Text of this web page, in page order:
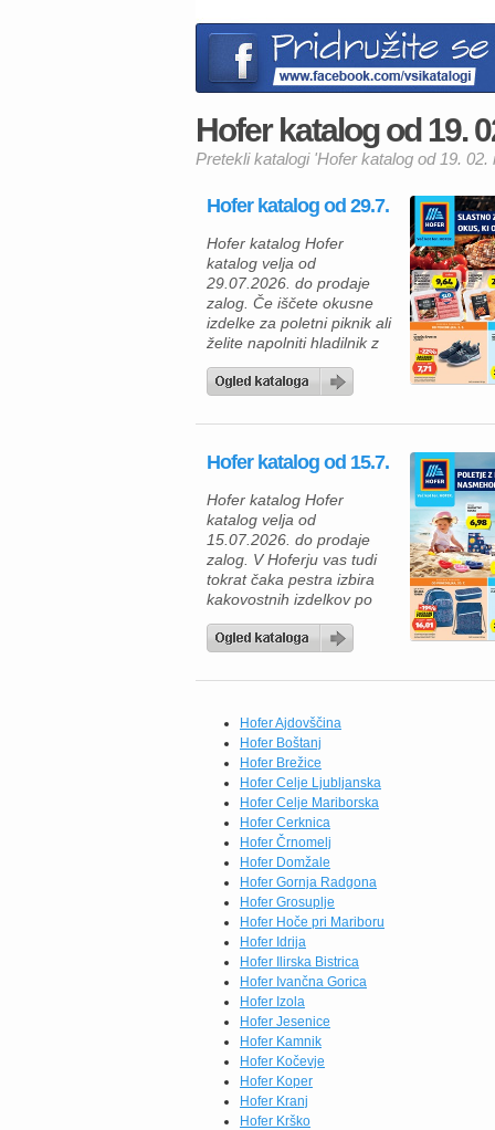
Hofer katalog od 19.
Pretekli katalogi 'Hofer katalog od 19. 02.
Hofer katalog od 29.7.
Hofer katalog Hofer
katalog velja od
29.07.2026. do prodaje
zalog. Če iščete okusne
izdelke za poletni piknik ali
želite napolniti hladilnik z
Hoferjeva ponudba,
zagotovo navdušila. V
kakovostni mesni izdelki
dobrote, mlečni izdelki ter
številni vsakodnevni izdelki
po trajno znižanih […]
Hofer katalog od 15.7.
Hofer katalog Hofer
katalog velja od
15.07.2026. do prodaje
zalog. V Hoferju vas tudi
tokrat čaka pestra izbira
kakovostnih izdelkov po
zdaj pravi trenutek, da
zamrzovalnik. Če radi
domače obroke, vas bodo
navdušili brokoli All
Seasons (750 g) po novi
redni ceni 1,84 €,
testenine […]
Hofer Ajdovščina
Hofer Boštanj
Hofer Brežice
Hofer Celje Ljubljanska
Hofer Celje Mariborska
Hofer Cerknica
Hofer Črnomelj
Hofer Domžale
Hofer Gornja Radgona
Hofer Grosuplje
Hofer Hoče pri Mariboru
Hofer Idrija
Hofer Ilirska Bistrica
Hofer Ivančna Gorica
Hofer Izola
Hofer Jesenice
Hofer Kamnik
Hofer Kočevje
Hofer Koper
Hofer Kranj
Hofer Krško